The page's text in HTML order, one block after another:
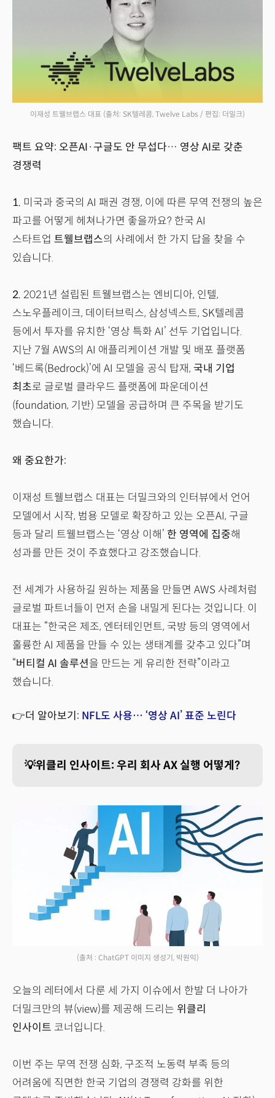
이재성 트웰브랩스 대표 (출처: SK텔레콤, Twelve Labs / 편집: 더밀크)
팩트 요약: 오픈AI·구글도 안 무섭다… 영상 AI로 갖춘
경쟁력
1. 미국과 중국의 AI 패권 경쟁, 이에 따른 무역 전쟁의 높은
파고를 어떻게 헤쳐나가면 좋을까요? 한국 AI
스타트업 트웰브랩스의 사례에서 한 가지 답을 찾을 수
있습니다.
2. 2021년 설립된 트웰브랩스는 엔비디아, 인텔,
스노우플레이크, 데이터브릭스, 삼성넥스트, SK텔레콤
등에서 투자를 유치한 ‘영상 특화 AI’ 선두 기업입니다.
지난 7월 AWS의 AI 애플리케이션 개발 및 배포 플랫폼
‘베드록(Bedrock)’에 AI 모델을 공식 탑재, 국내 기업
최초로 글로벌 클라우드 플랫폼에 파운데이션
(foundation, 기반) 모델을 공급하며 큰 주목을 받기도
했습니다.
왜 중요한가:
이재성 트웰브랩스 대표는 더밀크와의 인터뷰에서 언어
모델에서 시작, 범용 모델로 확장하고 있는 오픈AI, 구글
등과 달리 트웰브랩스는 ‘영상 이해’ 한 영역에 집중해
성과를 만든 것이 주효했다고 강조했습니다.
전 세계가 사용하길 원하는 제품을 만들면 AWS 사례처럼
글로벌 파트너들이 먼저 손을 내밀게 된다는 것입니다. 이
대표는 “한국은 제조, 엔터테인먼트, 국방 등의 영역에서
훌륭한 AI 제품을 만들 수 있는 생태계를 갖추고 있다”며
“버티컬 AI 솔루션을 만드는 게 유리한 전략”이라고
했습니다.
👉더 알아보기: NFL도 사용… ‘영상 AI’ 표준 노린다
💡위클리 인사이트: 우리 회사 AX 실행 어떻게?
(출처 : ChatGPT 이미지 생성기, 박원익)
오늘의 레터에서 다룬 세 가지 이슈에서 한발 더 나아가
더밀크만의 뷰(view)를 제공해 드리는 위클리
인사이트 코너입니다.
이번 주는 무역 전쟁 심화, 구조적 노동력 부족 등의
어려움에 직면한 한국 기업의 경쟁력 강화를 위한